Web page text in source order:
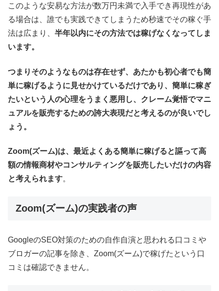
このような安易な方法が数万円未満で入手でき再現性があ
る場合は、誰でも実践できてしまうため秒速でその稼ぐ手
法は広まり、 半年以内にその方法では稼げなくなってしま
います。
つまりそのようなものは存在せず、あたかも初心者でも簡
単に稼げるように見せかけているだけであり、簡単に稼ぎ
たいという人の心理をうまく 悪用し、 クレーム覚悟でマニ
ュアルを販売するための誇大表現だと考えるのが良いでし
ょう。
Zoom(ズーム)は、最近よくある簡単に稼げると謳って高
額の情報商材やコンサルティングを販売したいだけの内容
と考えられます。
Zoom(ズーム)の実践者の声
GoogleのSEO対策のための自作自演と思われる口コミや
ブロガーの記事を除き、Zoom(ズーム)で稼げたという口
コミは確認できません。